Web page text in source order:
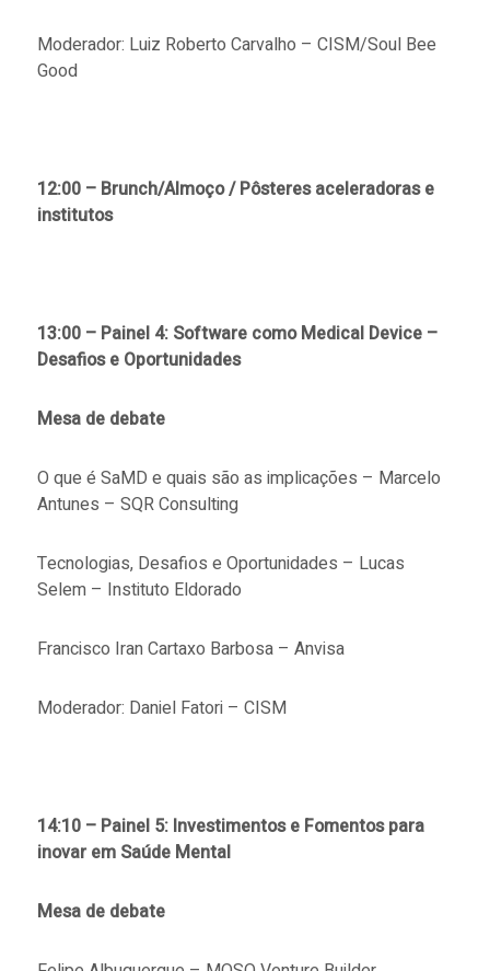
Moderador: Luiz Roberto Carvalho – CISM/Soul Bee
Good
12:00 – Brunch/Almoço / Pôsteres aceleradoras e
institutos
13:00 – Painel 4: Software como Medical Device –
Desafios e Oportunidades
Mesa de debate
O que é SaMD e quais são as implicações – Marcelo
Antunes – SQR Consulting
Tecnologias, Desafios e Oportunidades – Lucas
Selem – Instituto Eldorado
Francisco Iran Cartaxo Barbosa – Anvisa
Moderador: Daniel Fatori – CISM
14:10 – Painel 5: Investimentos e Fomentos para
inovar em Saúde Mental
Mesa de debate